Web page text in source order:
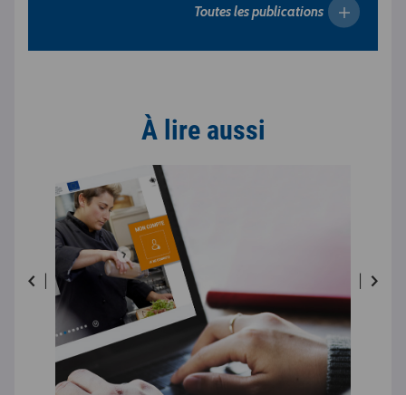
Toutes les publications
À lire aussi